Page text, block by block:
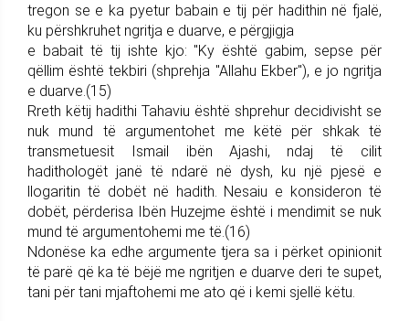
tregon se e ka pyetur babain e tij për hadithin në fjalë,
ku përshkruhet ngritja e duarve, e përgjigja
e babait të tij ishte kjo: "Ky është gabim, sepse për
qëllim është tekbiri (shprehja "Allahu Ekber"), e jo ngritja
e duarve.(15)
Rreth këtij hadithi Tahaviu është shprehur decidivisht se
nuk mund të argumentohet me këtë për shkak të
transmetuesit Ismail ibën Ajashi, ndaj të cilit
hadithologët janë të ndarë në dysh, ku një pjesë e
llogaritin të dobët në hadith. Nesaiu e konsideron të
dobët, përderisa Ibën Huzejme është i mendimit se nuk
mund të argumentohemi me të.(16)
Ndonëse ka edhe argumente tjera sa i përket opinionit
të parë që ka të bëjë me ngritjen e duarve deri te supet,
tani për tani mjaftohemi me ato që i kemi sjellë këtu.